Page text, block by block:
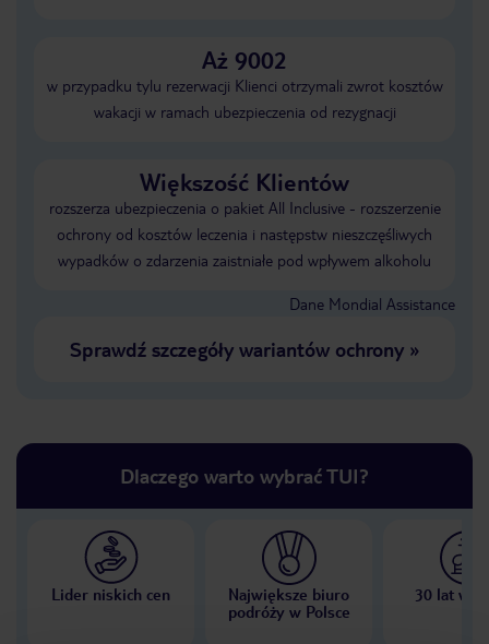
Aż 9002
w przypadku tylu rezerwacji Klienci otrzymali zwrot kosztów
wakacji w ramach ubezpieczenia od rezygnacji
Większość Klientów
rozszerza ubezpieczenia o pakiet All Inclusive - rozszerzenie
ochrony od kosztów leczenia i następstw nieszczęśliwych
wypadków o zdarzenia zaistniałe pod wpływem alkoholu
Dane Mondial Assistance
Sprawdź szczegóły wariantów ochrony»
Dlaczego warto wybrać TUI?
Lider niskich cen
Największe biuro
podróży w Polsce
30 lat w